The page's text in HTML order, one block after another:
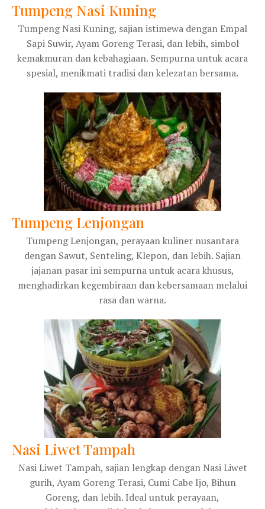
Tumpeng Nasi Kuning
Tumpeng Nasi Kuning, sajian istimewa dengan Empal
Sapi Suwir, Ayam Goreng Terasi, dan lebih, simbol
kemakmuran dan kebahagiaan. Sempurna untuk acara
spesial, menikmati tradisi dan kelezatan bersama.
Tumpeng Lenjongan
Tumpeng Lenjongan, perayaan kuliner nusantara
dengan Sawut, Senteling, Klepon, dan lebih. Sajian
jajanan pasar ini sempurna untuk acara khusus,
menghadirkan kegembiraan dan kebersamaan melalui
rasa dan warna.
Nasi Liwet Tampah
Nasi Liwet Tampah, sajian lengkap dengan Nasi Liwet
gurih, Ayam Goreng Terasi, Cumi Cabe Ijo, Bihun
Goreng, dan lebih. Ideal untuk perayaan,